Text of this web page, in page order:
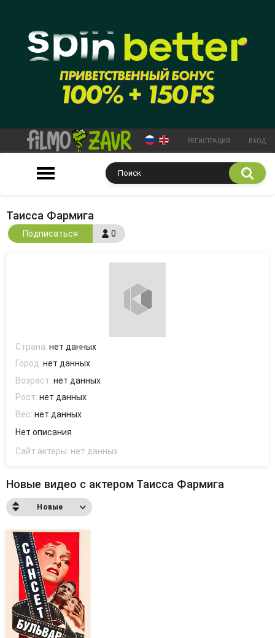
РЕГИСТРАЦИЯ ВХОД
Таисса Фармига
0
Подписаться
Страна:нет данных
Город:нет данных
Возраст:нет данных
Рост:нет данных
Вес:нет данных
Нет описания
Сайт актеры: нет данных
Новые видео с актером Таисса Фармига
Новые